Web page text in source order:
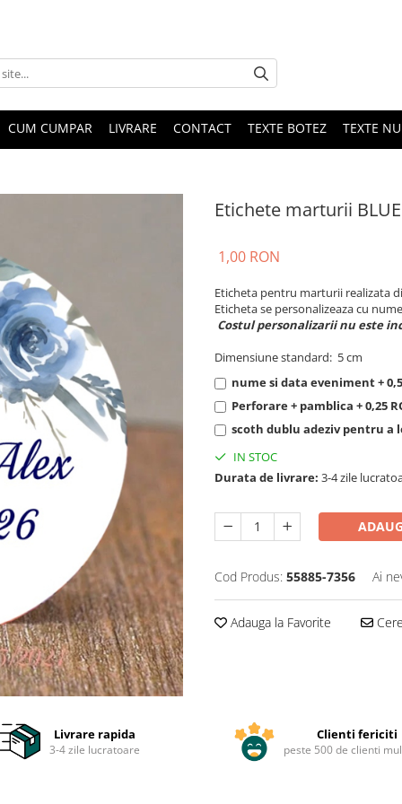
CUM CUMPAR LIVRARE CONTACT TEXTE BOTEZ TEXTE
Etichete marturii BLUE
1,00 RON
Eticheta pentru marturii realizata
Eticheta se personalizeaza cu
Costul personalizarii nu este
Dimensiune standard: 5 cm
nume si data eveniment +
Perforare + pamblica + 0,25
scoth dublu adeziv pentru a
IN STOC
Durata de livrare: 3-4 zile
Cod Produs: 55885-7356 Ai
Adauga la Favorite
Livrare rapida
3-4 zile lucratoare
Clienti fericiti
peste 500 de clienti